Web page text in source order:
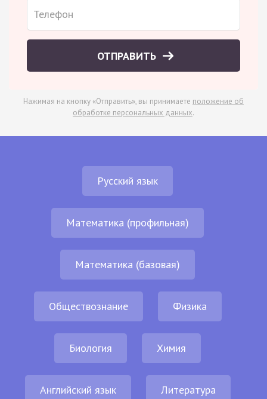
ОТПРАВИТЬ
Нажимая на кнопку «Отправить», вы принимаете положение об
обработке персональных данных.
Русский язык
Математика (профильная)
Математика (базовая)
Обществознание Физика
Биология Химия
Английский язык Литература